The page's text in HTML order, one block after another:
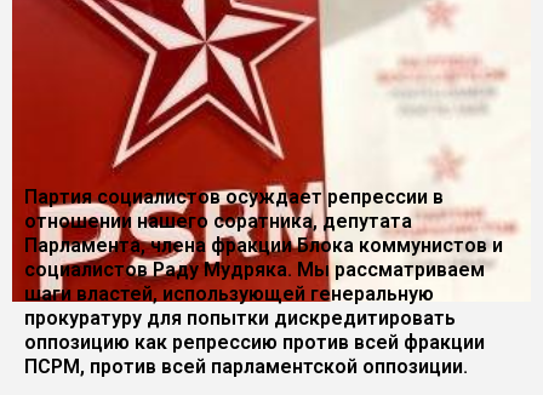
Партия социалистов осуждает репрессии в
отношении нашего соратника, депутата
Парламента, члена фракции Блока коммунистов и
социалистов Раду Мудряка. Мы рассматриваем
шаги властей, использующей генеральную
прокуратуру для попытки дискредитировать
оппозицию как репрессию против всей фракции
ПСРМ, против всей парламентской оппозиции.